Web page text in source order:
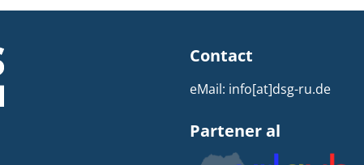
Contact
eMail: info[at]dsg-ru.de
Partener al